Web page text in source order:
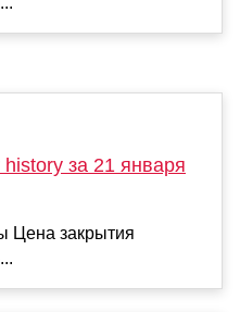
за 21 января
Цена закрытия